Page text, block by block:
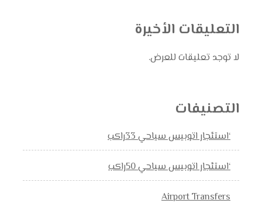
التعليقات الأخيرة
لا توجد تعليقات للعرض.
التصنيفات
‘استئجار اتوبيس سياحي 33راكب
‘استئجار اتوبيس سياحي 50راكب
Airport Transfers